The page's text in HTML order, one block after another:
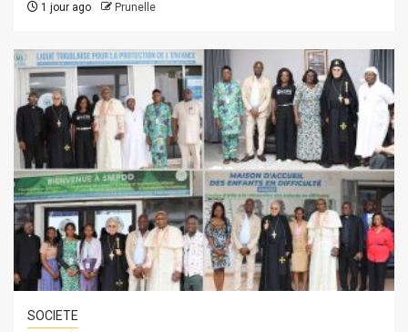
1 jour ago Prunelle
SOCIETE